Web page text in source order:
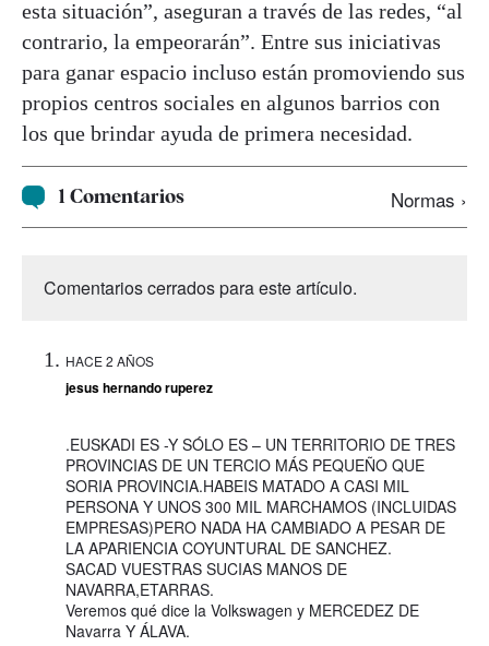
esta situación”, aseguran a través de las redes, “al
contrario, la empeorarán”. Entre sus iniciativas
para ganar espacio incluso están promoviendo sus
propios centros sociales en algunos barrios con
los que brindar ayuda de primera necesidad.
1 Comentarios Normas ›
Comentarios cerrados para este artículo.
HACE 2 AÑOS
jesus hernando ruperez
.EUSKADI ES -Y SÓLO ES – UN TERRITORIO DE TRES
PROVINCIAS DE UN TERCIO MÁS PEQUEÑO QUE
SORIA PROVINCIA.HABEIS MATADO A CASI MIL
PERSONA Y UNOS 300 MIL MARCHAMOS (INCLUIDAS
EMPRESAS)PERO NADA HA CAMBIADO A PESAR DE
LA APARIENCIA COYUNTURAL DE SANCHEZ.
SACAD VUESTRAS SUCIAS MANOS DE
NAVARRA,ETARRAS.
Veremos qué dice la Volkswagen y MERCEDEZ DE
Navarra Y ÁLAVA.